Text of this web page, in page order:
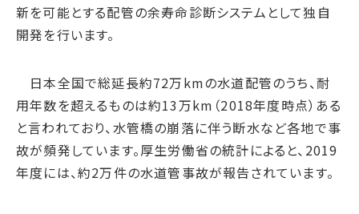
コーポレートガバナンス
コンプライアンス
情報セキュリティ
ガバナンスデータ
地球への配当
ESGデータ
サステナブルファイナンス
新を可能とする配管の余寿命診断システムとして独自
開発を行います。
日本全国で総延長約72万kmの水道配管のうち、耐
用年数を超えるものは約13万km（2018年度時点）ある
と言われており、水管橋の崩落に伴う断水など各地で事
故が頻発しています。厚生労働省の統計によると、2019
年度には、約2万件の水道管事故が報告されています。